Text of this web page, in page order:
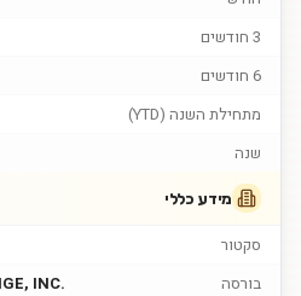
3 חודשים
6 חודשים
מתחילת השנה (YTD)
שנה
מידע כללי
סקטור
בורסה
INC.